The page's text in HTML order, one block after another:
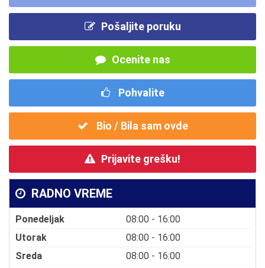
Pošaljite poruku
Ocenite nas
Pohvalite
Bio / Bila sam ovde
Prijavite grešku!
RADNO VREME
Ponedeljak
08:00 - 16:00
Utorak
08:00 - 16:00
Sreda
08:00 - 16:00